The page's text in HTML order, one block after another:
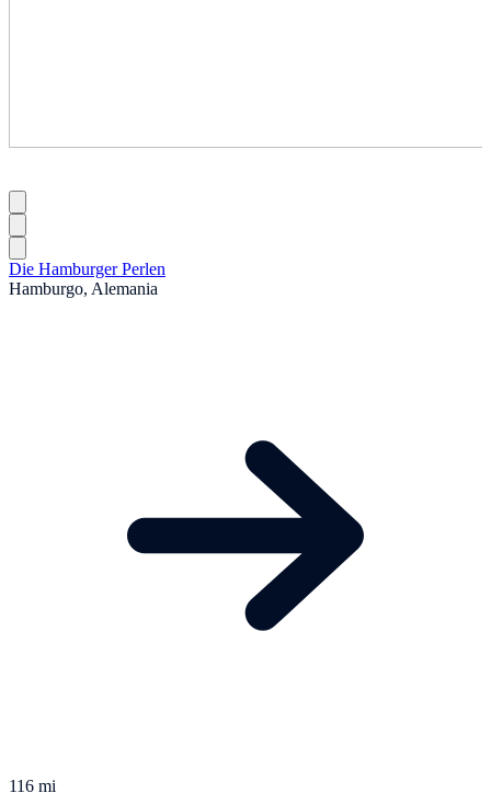
Die Hamburger Perlen
Hamburgo, Alemania
116 mi